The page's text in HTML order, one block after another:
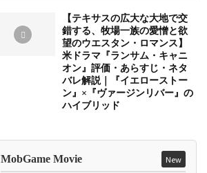
【テキサスの広大な大地で交
錯する、牧場一族の愛憎と欲
望のウエスタン・ロマンス】
米ドラマ『ランサム・キャニ
オン』評価・あらすじ・ネタ
バレ解説｜『イエローストー
ン』×『ヴァージンリバー』の
ハイブリッド
MobGame Movie New